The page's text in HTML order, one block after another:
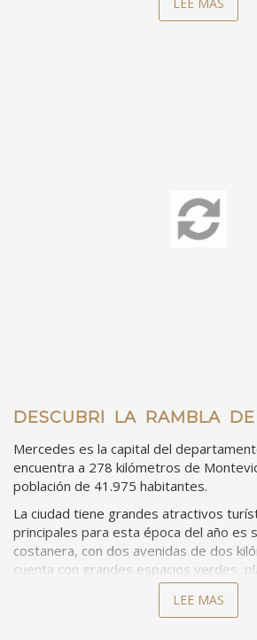
ejemplos de gran convocatoria.
DESCUBRÍ LA RAMBLA
Mercedes es la capital del
encuentra a 278 kilómetros de
población de 41.975 habitantes.
La ciudad tiene grandes atractivos
principales para esta época del año es
costanera, con dos avenidas de dos
cuenta con grandes espacios verdes,
La rambla uno de los grandes puntos
concurrida tanto por la población local
LEE MAS